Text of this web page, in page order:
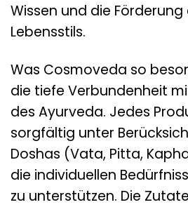
Wissen und die
Lebensstils.
Was Cosmoveda so
die tiefe Verbundenheit
des Ayurveda. Jedes
sorgfältig unter
Doshas (Vata, Pitta,
die individuellen
zu unterstützen. Die